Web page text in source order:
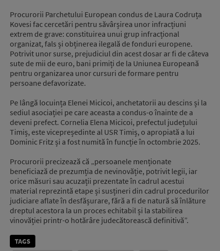
Procurorii Parchetului European condus de Laura Codruța
Kovesi fac cercetări pentru săvârșirea unor infracțiuni
extrem de grave: constituirea unui grup infracțional
organizat, fals și obținerea ilegală de fonduri europene.
Potrivit unor surse, prejudiciul din acest dosar ar fi de câteva
sute de mii de euro, bani primiți de la Uniunea Europeană
pentru organizarea unor cursuri de formare pentru
persoane defavorizate.
Pe lângă locuința Elenei Micicoi, anchetatorii au descins și la
sediul asociației pe care aceasta a condus-o înainte de a
deveni prefect. Cornelia Elena Micicoi, prefectul județului
Timiș, este vicepreședinte al USR Timiș, o apropiată a lui
Dominic Fritz și a fost numită în funcție în octombrie 2025.
Procurorii precizează că „persoanele menționate
beneficiază de prezumția de nevinovăție, potrivit legii, iar
orice măsuri sau acuzații prezentate în cadrul acestui
material reprezintă etape și susțineri din cadrul procedurilor
judiciare aflate în desfășurare, fără a fi de natură să înlăture
dreptul acestora la un proces echitabil și la stabilirea
vinovăției printr-o hotărâre judecătorească definitivă”.
TAGS